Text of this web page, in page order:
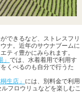
できるなど、ストレスフリ
ナ。近年のサウナブームに
ティ豊かにみられます。
では、水着着用で利用す
くべるのも自分で行うた
生店」 には、別料金で利用
フロウリュなどを楽しむこ